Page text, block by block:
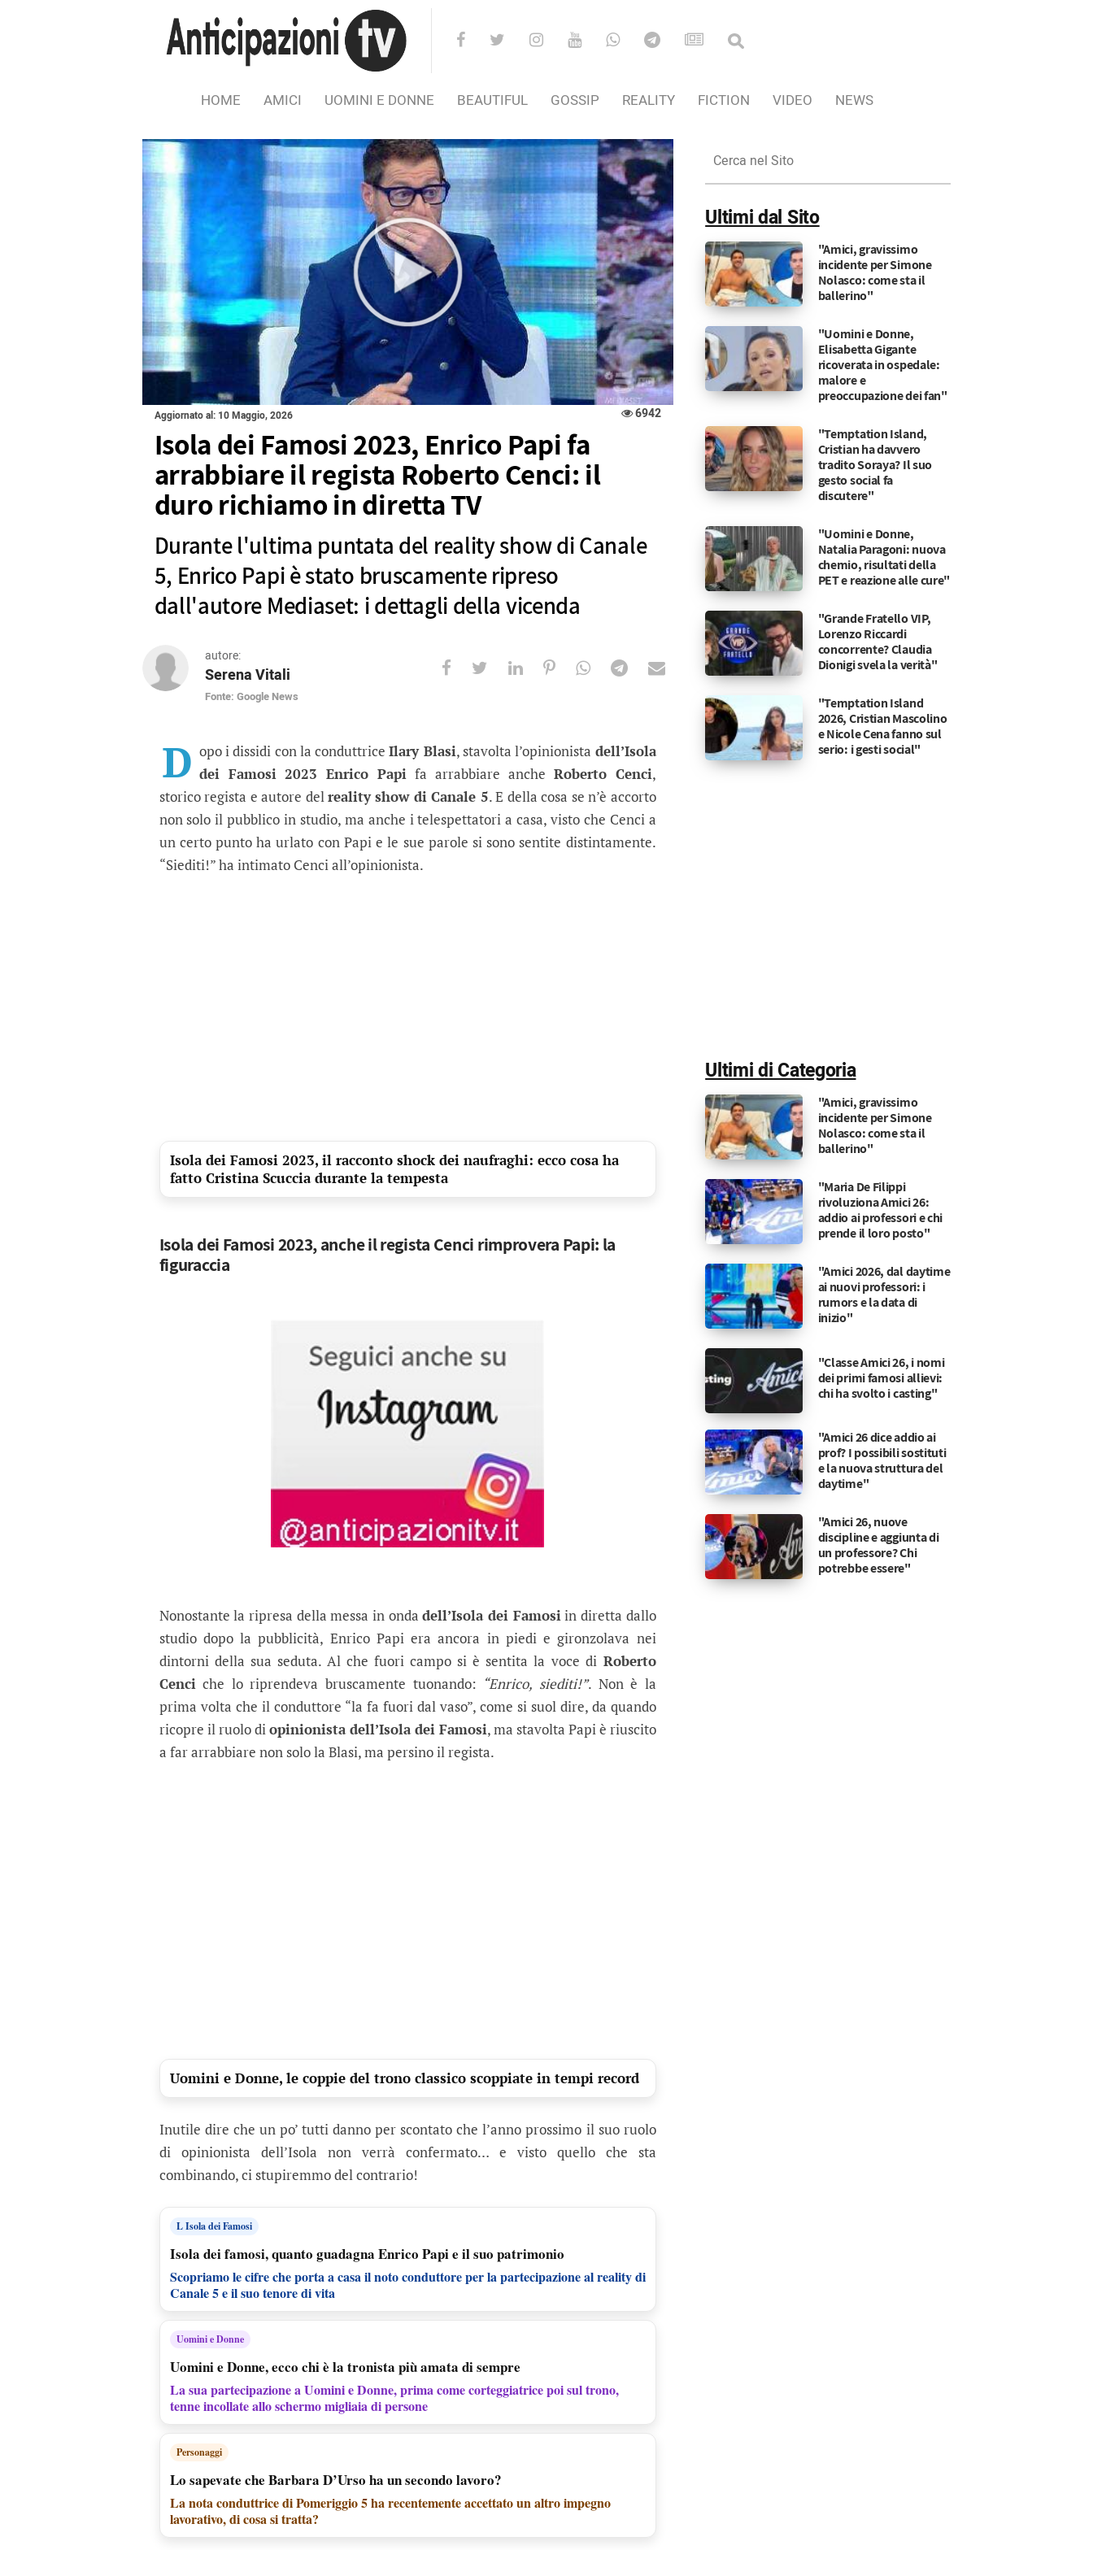
HOME AMICI UOMINI E DONNE BEAUTIFUL GOSSIP REALITY FICTION VIDEO NEWS
Aggiornato al: 10 Maggio, 2026 6942
Isola dei Famosi 2023, Enrico Papi fa
arrabbiare il regista Roberto Cenci: il
duro richiamo in diretta TV
Durante l'ultima puntata del reality show di Canale
5, Enrico Papi è stato bruscamente ripreso
dall'autore Mediaset: i dettagli della vicenda
autore:
Serena Vitali
Fonte: Google News
Isola dei Famosi 2023, Enrico Papi fa arrabbiare il regista Roberto Cenci: il duro richiamo in
Durante l'ultima puntata del reality show di Canale 5, Enrico Papi è stato bruscamente ripreso dall'autore Mediaset: i dettagli della
D opo i dissidi con la conduttriceIlary Blasi, stavolta l’opinionista dell’Isola
dei Famosi 2023 Enrico Papi fa arrabbiare anche Roberto Cenci,
storico regista e autore delreality show di Canale 5. E della cosa se n’è accorto
non solo il pubblico in studio, ma anche i telespettatori a casa, visto che Cenci a
un certo punto ha urlato con Papi e le sue parole si sono sentite distintamente.
“Siediti!” ha intimato Cenci all’opinionista.
Isola dei Famosi 2023, il racconto shock dei naufraghi: ecco cosa ha
fatto Cristina Scuccia durante la tempesta
Isola dei Famosi 2023, anche il regista Cenci rimprovera Papi: la
figuraccia
Nonostante la ripresa della messa in ondadell’Isola dei Famosiin diretta dallo
studio dopo la pubblicità, Enrico Papi era ancora in piedi e gironzolava nei
dintorni della sua seduta. Al che fuori campo si è sentita la voce diRoberto
Cenciche lo riprendeva bruscamente tuonando: “Enrico, siediti!”. Non è la
prima volta che il conduttore “la fa fuori dal vaso”, come si suol dire, da quando
ricopre il ruolo diopinionista dell’Isola dei Famosi, ma stavolta Papi è riuscito
a far arrabbiare non solo la Blasi, ma persino il regista.
Uomini e Donne, le coppie del trono classico scoppiate in tempi record
Inutile dire che un po’ tutti danno per scontato che l’anno prossimo il suo ruolo
di opinionista dell’Isola non verrà confermato… e visto quello che sta
combinando, ci stupiremmo del contrario!
L Isola dei Famosi
Isola dei famosi, quanto guadagna Enrico Papi e il suo patrimonio
Scopriamo le cifre che porta a casa il noto conduttore per la partecipazione al reality di
Canale 5 e il suo tenore di vita
Uomini e Donne
Uomini e Donne, ecco chi è la tronista più amata di sempre
La sua partecipazione a Uomini e Donne, prima come corteggiatrice poi sul trono,
tenne incollate allo schermo migliaia di persone
Personaggi
Lo sapevate che Barbara D’Urso ha un secondo lavoro?
La nota conduttrice di Pomeriggio 5 ha recentemente accettato un altro impegno
lavorativo, di cosa si tratta?
nel
Sito
Ultimi dal Sito
"Amici, gravissimo
incidente per Simone
Nolasco: come sta il
ballerino"
"Uomini e Donne,
Elisabetta Gigante
ricoverata in ospedale:
malore e
preoccupazione dei fan"
"Temptation Island,
Cristian ha davvero
tradito Soraya? Il suo
gesto social fa
discutere"
"Uomini e Donne,
Natalia Paragoni: nuova
chemio, risultati della
PET e reazione alle cure"
"Grande Fratello VIP,
Lorenzo Riccardi
concorrente? Claudia
Dionigi svela la verità"
"Temptation Island
2026, Cristian Mascolino
e Nicole Cena fanno sul
serio: i gesti social"
Ultimi di Categoria
"Amici, gravissimo
incidente per Simone
Nolasco: come sta il
ballerino"
"Maria De Filippi
rivoluziona Amici 26:
addio ai professori e chi
prende il loro posto"
"Amici 2026, dal daytime
ai nuovi professori: i
rumors e la data di
inizio"
"Classe Amici 26, i nomi
dei primi famosi allievi:
chi ha svolto i casting"
"Amici 26 dice addio ai
prof? I possibili sostituti
e la nuova struttura del
daytime"
"Amici 26, nuove
discipline e aggiunta di
un professore? Chi
potrebbe essere"